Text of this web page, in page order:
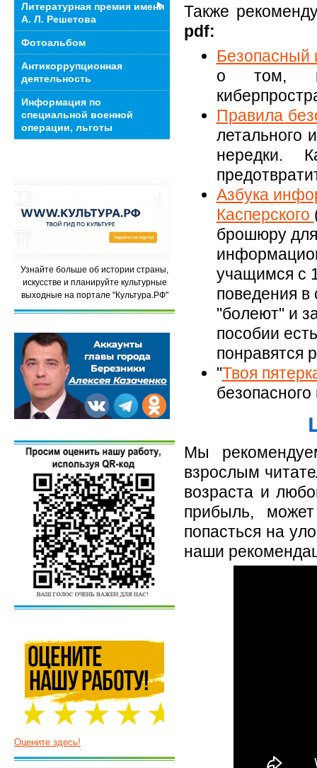
Также
pdf:
Безопасный
о том,
Правила
летального
нередки.
Азбука
Касперского
брошюру
учащимся с
поведения в
"болеют" и
пособии
понравятся
"Твоя
Мы
взрослым
возраста и
прибыль,
попасться на
наши
Литературная премия имени
А. Л. Решетова
Фотоальбом
Антикоррупционная
деятельность
Информация по
специальной военной
операции, льготы
Узнайте больше об истории страны,
искусстве и планируйте культурные
выходные на портале "Культура.РФ"
Оцените здесь!